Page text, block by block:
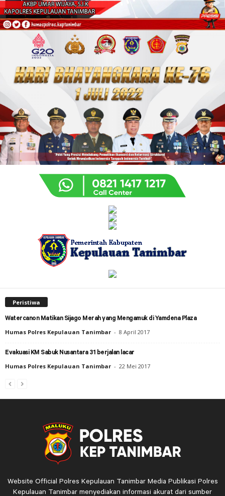
Peristiwa
Watercanon Matikan Sijago Merah yang Mengamuk di Yamdena Plaza
Humas Polres Kepulauan Tanimbar - 8 April 2017
Evakuasi KM Sabuk Nusantara 31 berjalan lacar
Humas Polres Kepulauan Tanimbar - 22 Mei 2017
Website Official Polres Kepulauan Tanimbar Media Publikasi Polres
Kepulauan Tanimbar menyediakan informasi akurat dari sumber